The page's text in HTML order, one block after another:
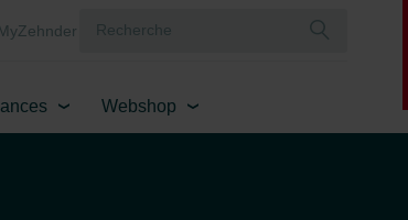
Webshop